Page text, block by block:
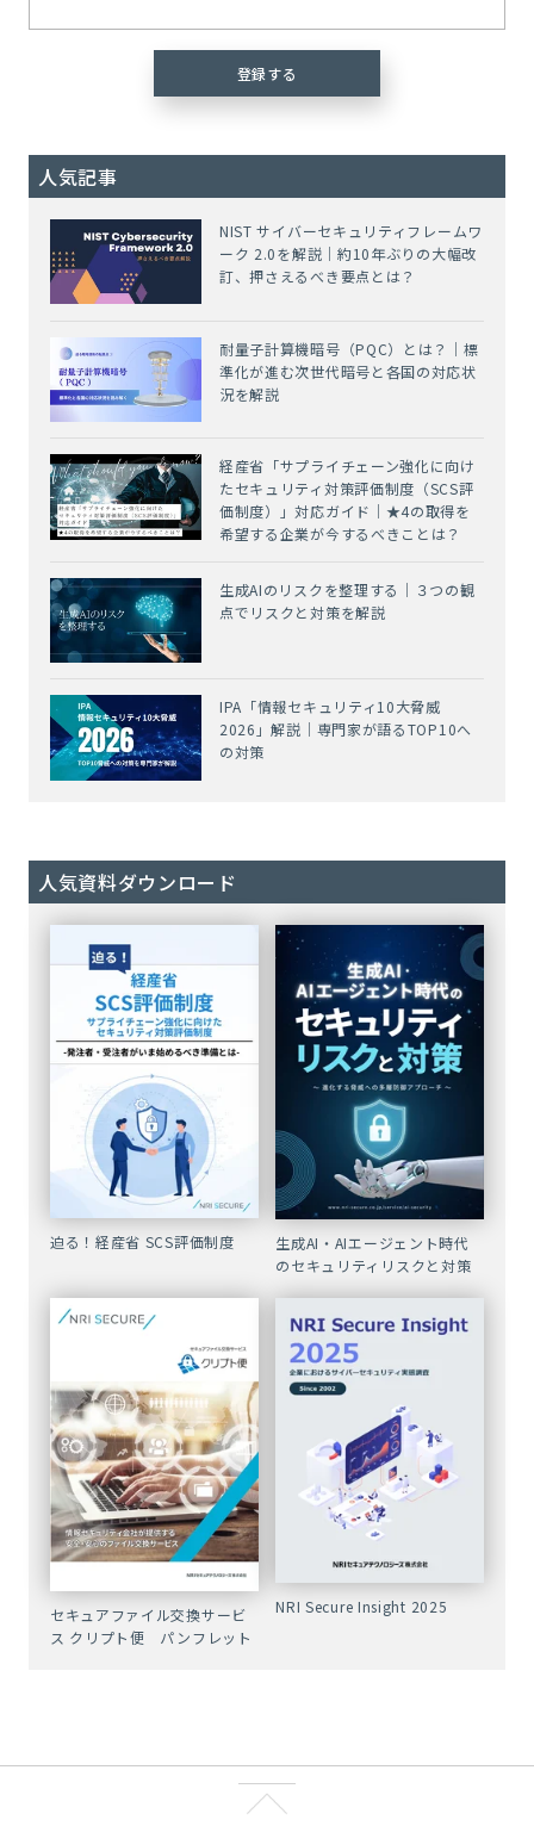
人気記事
NIST サイバーセキュリティフレームワ
ーク 2.0を解説｜約10年ぶりの大幅改
訂、押さえるべき要点とは？
耐量子計算機暗号（PQC）とは？｜標
準化が進む次世代暗号と各国の対応状
況を解説
経産省「サプライチェーン強化に向け
たセキュリティ対策評価制度（SCS評
価制度）」対応ガイド｜★4の取得を
希望する企業が今するべきことは？
生成AIのリスクを整理する｜３つの観
点でリスクと対策を解説
IPA「情報セキュリティ10大脅威
2026」解説｜専門家が語るTOP10へ
の対策
人気資料ダウンロード
迫る！経産省 SCS評価制度
生成AI・AIエージェント時代
のセキュリティリスクと対策
セキュアファイル交換サービ
ス クリプト便 パンフレット
NRI Secure Insight 2025